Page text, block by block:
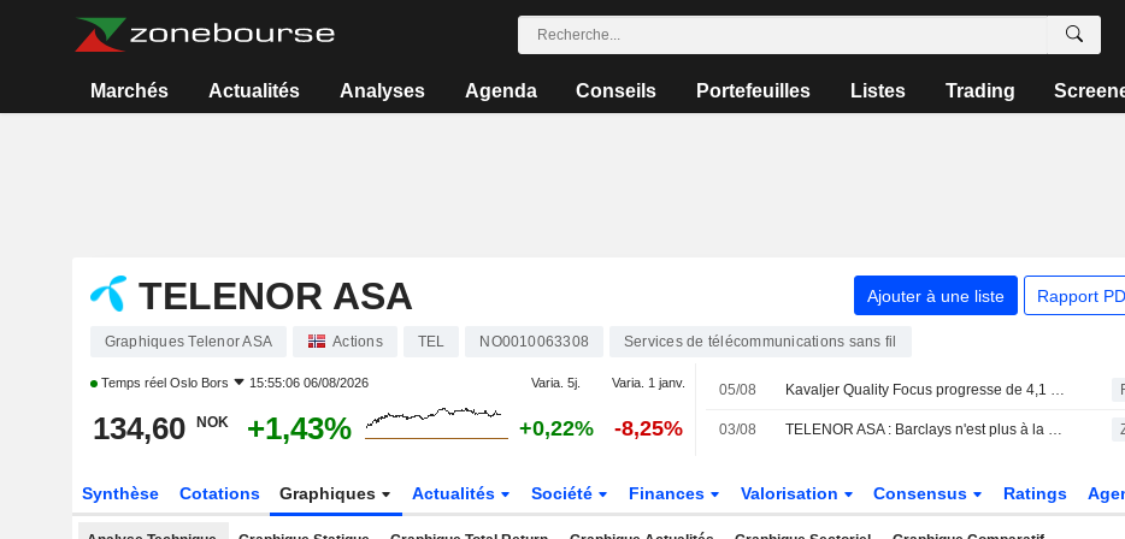
Marchés Actualités Analyses Agenda Conseils Portefeuilles Listes Trading
TELENOR ASA Ajouter à une liste Rapport
Graphiques Telenor ASA Actions TEL NO0010063308 Services de télécommunications sans fil
Temps réel Oslo Bors 15:55:06 06/08/2026 Varia. 5j. Varia. 1 janv.
134,60 NOK +1,43% +0,22% -8,25%
05/08 Kavaljer Quality Focus progresse de 4,1 % en juillet - solide saison de résultats et accélération des acquisitions
03/08 TELENOR ASA : Barclays n'est plus à la vente
Synthèse Cotations Graphiques Actualités Société Finances Valorisation Consensus Ratings